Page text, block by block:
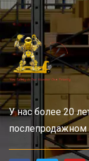
У нас более 20
послепродажном